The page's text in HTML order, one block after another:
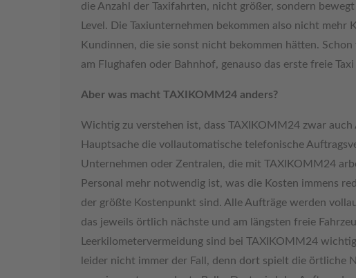
die Anzahl der Taxifahrten, nicht größer, sondern
Level. Die Taxiunternehmen bekommen also nicht mehr
Kundinnen, die sie sonst nicht bekommen hätten.
am Flughafen oder Bahnhof, genauso das erste freie
Aber was macht TAXIKOMM24 anders?
Wichtig zu verstehen ist, dass TAXIKOMM24 zwar
Hauptsache die vollautomatische telefonische
Unternehmen oder Zentralen, die mit TAXIKOMM24
Personal mehr notwendig ist, was die Kosten immens
der größte Kostenpunkt sind. Alle Aufträge werden
das jeweils örtlich nächste und am längsten freie
Leerkilometervermeidung sind bei TAXIKOMM24
leider nicht immer der Fall, denn dort spielt die örtliche